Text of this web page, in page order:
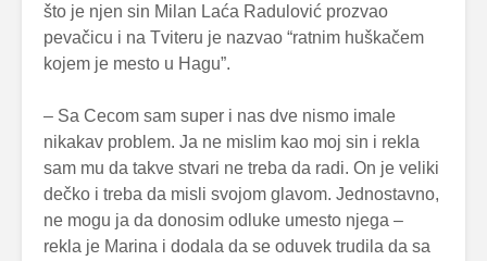
što je njen sin Milan Laća Radulović prozvao
pevačicu i na Tviteru je nazvao “ratnim huškačem
kojem je mesto u Hagu”.
– Sa Cecom sam super i nas dve nismo imale
nikakav problem. Ja ne mislim kao moj sin i rekla
sam mu da takve stvari ne treba da radi. On je veliki
dečko i treba da misli svojom glavom. Jednostavno,
ne mogu ja da donosim odluke umesto njega –
rekla je Marina i dodala da se oduvek trudila da sa